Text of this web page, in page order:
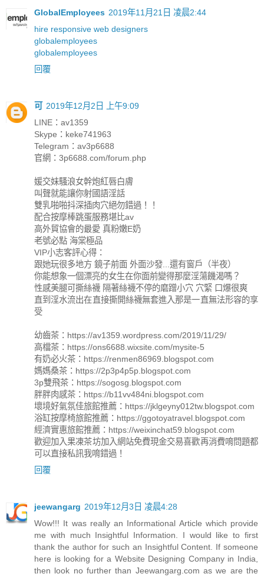
GlobalEmployees 2019年11月21日 凌晨2:44
hire responsive web designers
globalemployees
globalemployees
回覆
可
2019年12月2日 上午9:09
LINE：av1359
Skype：keke741963
Telegram：av3p6688
官網：3p6688.com/forum.php
媛交妹騷浪女幹炮紅唇白膚
叫聲就能讓你射國語淫話
雙乳啪啪抖深插肉穴絕勿錯過！！
配合按摩棒跳蛋服務堪比av
高外貿協會的最愛 真粉嫩E奶
老號必點 海棠極品
VIP小志客評心得：
跟她玩很多地方 鏡子前面 外面沙發...還有窗戶（半夜）
你能想象一個漂亮的女生在你面前變得那麼淫蕩饑渴嗎？
性感美腿可撕絲襪 隔著絲襪不停的磨蹭小穴 穴緊 口爆很爽
直到淫水流出在直接撕開絲襪無套進入那是一直無法形容的享
受
幼齒茶：https://av1359.wordpress.com/2019/11/29/
高檔茶：https://ons6688.wixsite.com/mysite-5
有奶必火茶：https://renmen86969.blogspot.com
媽媽桑茶：https://2p3p4p5p.blogspot.com
3p雙飛茶：https://sogosg.blogspot.com
胖胖肉感茶：https://b11vv484ni.blogspot.com
壞境好氣氛佳旅館推薦：https://jklgeyny012tw.blogspot.com
浴缸按摩椅旅館推薦：https://ggotoyatravel.blogspot.com
經濟實惠旅館推薦：https://weixinchat59.blogspot.com
歡迎加入果凍茶坊加入網站免費現金交易喜歡再消費唷問題都
可以直接私訊我唷錯過！
回覆
jeewangarg 2019年12月3日 凌晨4:28
Wow!!! It was really an Informational Article which provide
me with much Insightful Information. I would like to first
thank the author for such an Insightful Content. If someone
here is looking for a Website Designing Company in India,
then look no further than Jeewangarg.com as we are the